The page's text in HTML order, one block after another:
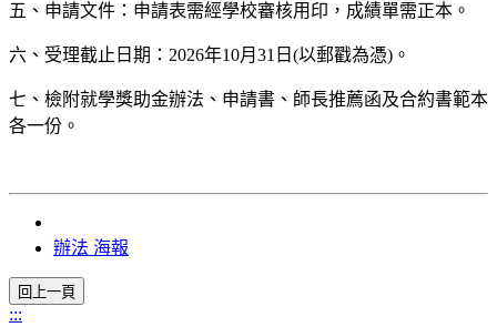
五、申請文件：申請表需經學校審核用印，成績單需正本。
六、受理截止日期：2026年10月31日(以郵戳為憑)。
七、檢附就學獎助金辦法、申請書、師長推薦函及合約書範本
各一份。
辦法 海報
:::